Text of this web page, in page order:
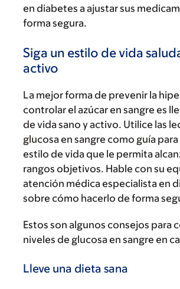
en diabetes a ajustar sus
forma segura.
Siga un estilo de vida
activo
La mejor forma de prevenir la
controlar el azúcar en sangre es
de vida sano y activo. Utilice las
glucosa en sangre como guía
estilo de vida que le permita
rangos objetivos. Hable con su
atención médica especialista en
sobre cómo hacerlo de forma
Estos son algunos consejos para
niveles de glucosa en sangre en
Lleve una dieta sana